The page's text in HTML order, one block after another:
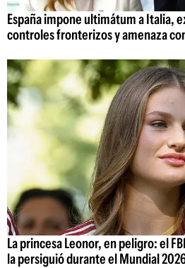
España impone ultimátum a Italia,
controles fronterizos y amenaza
La princesa Leonor, en peligro: el
la persiguió durante el Mundial